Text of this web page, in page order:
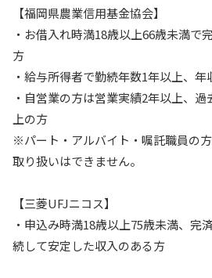
【福岡県農業信用基金協会】
・お借入れ時満18歳以上66歳未満で
方
・給与所得者で勤続年数1年以上、
・自営業の方は営業実績2年以上、
上の方
※パート・アルバイト・嘱託職員の
取り扱いはできません。
【三菱UFJニコス】
・申込み時満18歳以上75歳未満、完
続して安定した収入のある方